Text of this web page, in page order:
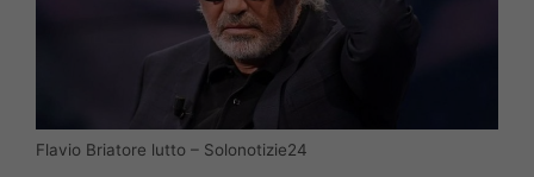
Flavio Briatore lutto – Solonotizie24